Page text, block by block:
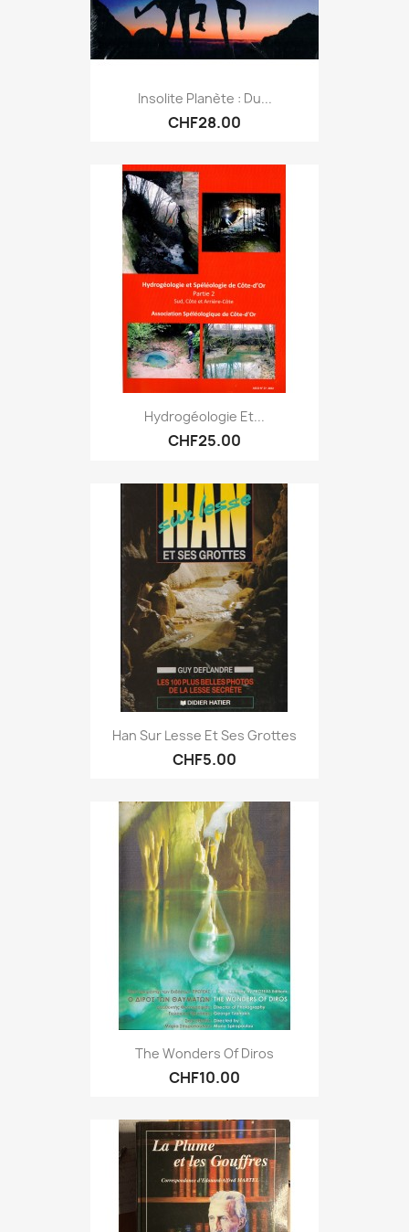
Insolite Planète : Du...
CHF28.00
Hydrogéologie Et...
CHF25.00
Han Sur Lesse Et Ses Grottes
CHF5.00
The Wonders Of Diros
CHF10.00